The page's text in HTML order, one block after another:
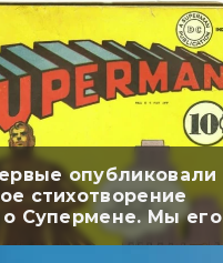
опубликовали
стихотворение
о Супермене. Мы его